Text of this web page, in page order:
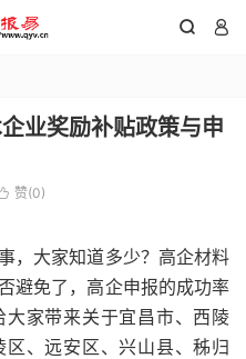
 
业奖励补贴政策与申
赞(0)
，大家知道多少？高企材料
避免了，高企申报的成功率
家带来关于宜昌市、西陵
、远安区、兴山县、秭归